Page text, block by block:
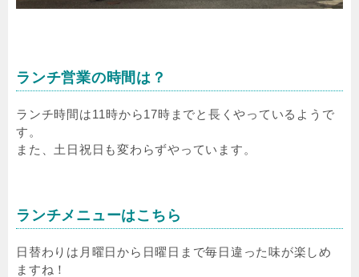
ランチ営業の時間は？
ランチ時間は11時から17時までと長くやっているようで
す。
また、土日祝日も変わらずやっています。
ランチメニューはこちら
日替わりは月曜日から日曜日まで毎日違った味が楽しめ
ますね！